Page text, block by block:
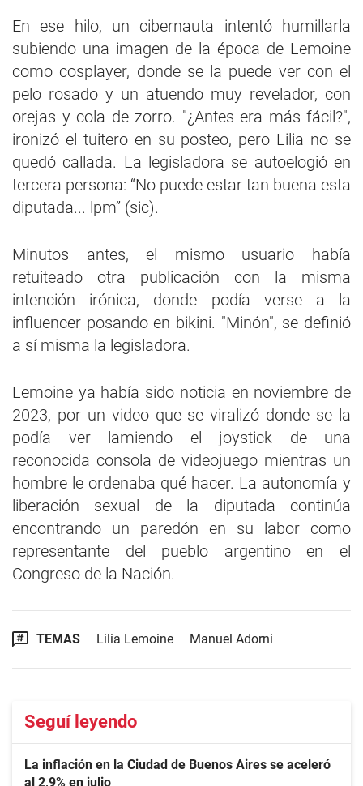
En ese hilo, un cibernauta intentó humillarla
subiendo una imagen de la época de Lemoine
como cosplayer, donde se la puede ver con el
pelo rosado y un atuendo muy revelador, con
orejas y cola de zorro. "¿Antes era más fácil?",
ironizó el tuitero en su posteo, pero Lilia no se
quedó callada. La legisladora se autoelogió en
tercera persona: “No puede estar tan buena esta
diputada... lpm” (sic).
Minutos antes, el mismo usuario había
retuiteado otra publicación con la misma
intención irónica, donde podía verse a la
influencer posando en bikini. "Minón", se definió
a sí misma la legisladora.
Lemoine ya había sido noticia en noviembre de
2023, por un video que se viralizó donde se la
podía ver lamiendo el joystick de una
reconocida consola de videojuego mientras un
hombre le ordenaba qué hacer. La autonomía y
liberación sexual de la diputada continúa
encontrando un paredón en su labor como
representante del pueblo argentino en el
Congreso de la Nación.
TEMAS Lilia Lemoine Manuel Adorni
Seguí leyendo
La inflación en la Ciudad de Buenos Aires se aceleró
al 2,9% en julio